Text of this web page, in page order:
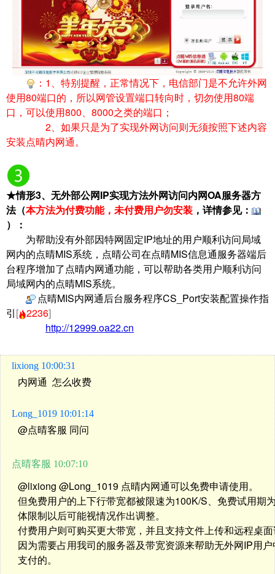
：1、特别提醒，正常情况下，电信部门是不允许外网
使用80端口的，所以网管设置端口转向时，切勿使用80端
口，可以使用800、8000之类的端口；
2、如果只是为了实现外网访问则无须按照下述内容
安装点晴内网通。
★情形3、 无外部公网IP实现方法外网访问内网OA服务器方
法（本方法为付费功能，未付费用户勿安装 ，详情参见：
）：
为帮助没有外部因特网固定IP地址的用户顺利访问局域
网内的点晴MIS系统，点晴公司在点晴MIS信息通服务器端后
台程序增加了点晴内网通功能，可以帮助各类用户顺利访问
局域网内的点晴MIS系统。
点晴MIS内网通后台服务程序CS_Port安装配置操作指
引[ 2236]
http://12999.oa22.cn
lixiong 10:00:31
内网通 怎么收费
Long_1019 10:01:14
@点晴客服 同问
点晴客服 10:07:10
@lixiong @Long_1019 点晴内网通可以免费申请使用。
但免费用户的上下行带宽都被限速为100K/S、免费试用期
体限制以后可能视情况作出调整。
付费用户则可购买更大带宽，并且支持文件上传和远程桌
因为需要占用我司的服务器及带宽资源来帮助无外网IP用
支付的。